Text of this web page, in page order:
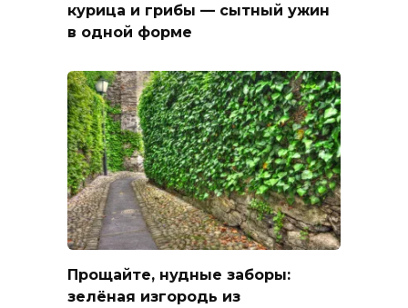
курица и грибы — сытный ужин
в одной форме
Прощайте, нудные заборы:
зелёная изгородь из